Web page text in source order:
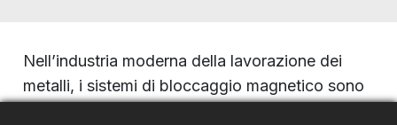
Nell’industria moderna della lavorazione dei
metalli, i sistemi di bloccaggio magnetico sono